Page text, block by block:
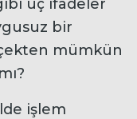
uç ifadeler
bir
mümkün
işlem